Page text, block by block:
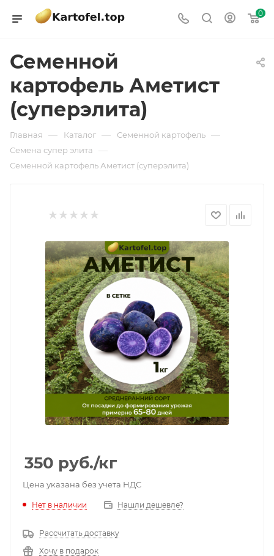
0
Семенной
картофель Аметист
(суперэлита)
Главная — Каталог — Семенной картофель —
Семена супер элита —
Семенной картофель Аметист (суперэлита)
350 руб./кг
Цена указана без учета НДС
Нет в наличии Нашли дешевле?
Рассчитать доставку
Хочу в подарок